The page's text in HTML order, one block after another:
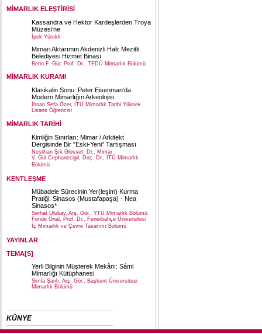
MİMARLIK ELEŞTİRİSİ
Kassandra ve Hektor Kardeşlerden Troya
Müzesi’ne
İpek Yürekli
Mimari Aktarımın Akdenizli Hali: Mezitli
Belediyesi Hizmet Binası
Berin F. Gür, Prof. Dr., TEDÜ Mimarlık Bölümü
MİMARLIK KURAMI
Klasikalin Sonu: Peter Eisenman'da
Modern Mimarlığın Arkeolojisi
İhsan Sefa Özer, İTÜ Mimarlık Tarihi Yüksek
Lisans Öğrencisi
MİMARLIK TARİHİ
Kimliğin Sınırları: Mimar / Arkitekt
Dergisinde Bir "Eski-Yeni" Tartışması
Neslihan Şık Glosset, Dr., Mimar
V. Gül Cephanecigil, Doç. Dr., İTÜ Mimarlık
Bölümü
KENTLEŞME
Mübadele Sürecinin Yer(leşim) Kurma
Pratiği: Sinasos (Mustafapaşa) - Nea
Sinasos*
Serhat Ulubay, Arş. Gör., YTÜ Mimarlık Bölümü
Feride Önal, Prof. Dr., Fenerbahçe Üniversitesi
İç Mimarlık ve Çevre Tasarımı Bölümü
YAYINLAR
TEMA[S]
Yerli Bilginin Müşterek Mekânı: Sámi
Mimarlığı Kütüphanesi
Simla Şanlı, Arş. Gör., Başkent Üniversitesi
Mimarlık Bölümü
KÜNYE